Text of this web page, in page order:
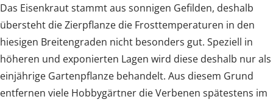
Das Eisenkraut stammt aus sonnigen Gefilden, deshalb
übersteht die Zierpflanze die Frosttemperaturen in den
hiesigen Breitengraden nicht besonders gut. Speziell in
höheren und exponierten Lagen wird diese deshalb nur als
einjährige Gartenpflanze behandelt. Aus diesem Grund
entfernen viele Hobbygärtner die Verbenen spätestens im